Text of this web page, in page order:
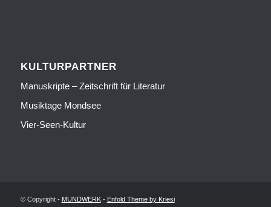
KULTURPARTNER
Manuskripte – Zeitschrift für Literatur
Musiktage Mondsee
Vier-Seen-Kultur
© Copyright - MUNDWERK- Enfold Theme by Kriesi